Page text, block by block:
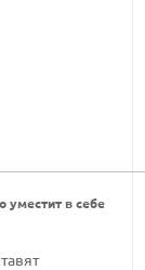
уместит в себе